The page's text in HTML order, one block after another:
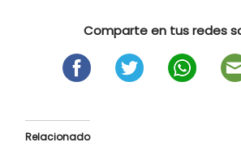
Comparte en tus redes
Relacionado